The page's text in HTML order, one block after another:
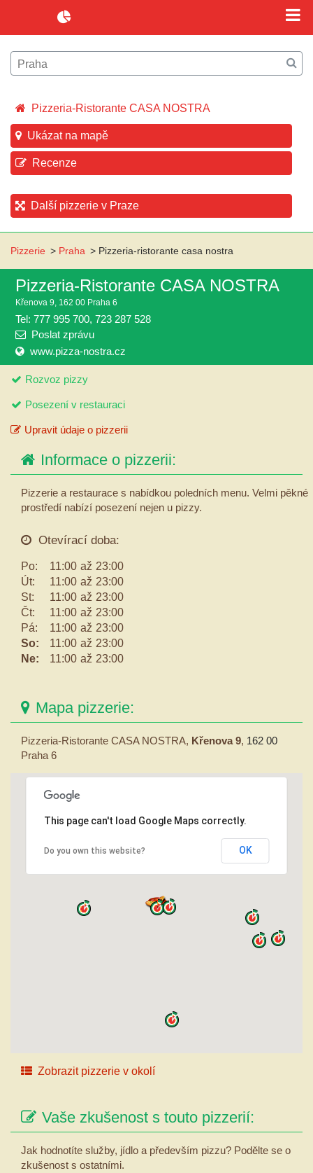
Pizzeria-Ristorante CASA NOSTRA
Ukázat na mapě
Recenze
Další pizzerie v Praze
Pizzerie > Praha > Pizzeria-ristorante casa nostra
Pizzeria-Ristorante CASA NOSTRA
Křenova 9, 162 00 Praha 6
Tel: 777 995 700, 723 287 528
Poslat zprávu
www.pizza-nostra.cz
Rozvoz pizzy
Posezení v restauraci
Upravit údaje o pizzerii
Informace o pizzerii:
Pizzerie a restaurace s nabídkou poledních menu. Velmi pěkné
prostředí nabízí posezení nejen u pizzy.
Otevírací doba:
Po: 11:00 až 23:00
Út:
11:00 až 23:00
St:
11:00 až 23:00
Čt:
11:00 až 23:00
Pá:
11:00 až 23:00
So:
11:00 až 23:00
Ne:
11:00 až 23:00
Mapa pizzerie:
Pizzeria-Ristorante CASA NOSTRA, Křenova 9, 162 00
Praha 6
This page can't load Google Maps correctly.
Do you own this website? OK
Zobrazit pizzerie v okolí
Vaše zkušenost s touto pizzerií:
Jak hodnotíte služby, jídlo a především pizzu? Podělte se o
zkušenost s ostatními.